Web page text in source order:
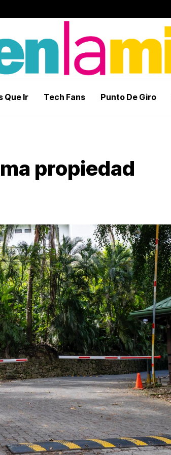
Que Ir Tech Fans Punto De Giro
propiedad